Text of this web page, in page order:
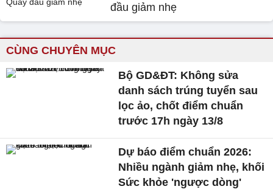
đầu giảm nhẹ
CÙNG CHUYÊN MỤC
Bộ GD&ĐT: Không sửa
danh sách trúng tuyển sau
lọc ảo, chốt điểm chuẩn
trước 17h ngày 13/8
Dự báo điểm chuẩn 2026:
Nhiều ngành giảm nhẹ, khối
Sức khỏe 'ngược dòng'